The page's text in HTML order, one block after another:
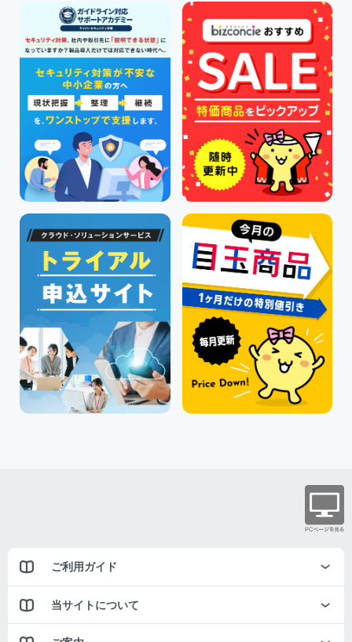
ご利用ガイド
当サイトについて